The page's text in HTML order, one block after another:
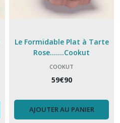
Le Formidable Plat à Tarte
Rose.......Cookut
COOKUT
59€90
AJOUTER AU PANIER